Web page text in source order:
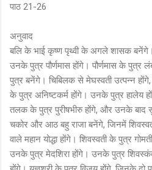
पाठ 21-26
अनुवाद
बलि के भाई कृष्ण पृथ्वी के अगले शासक
उनके पुत्र पौर्णमास होंगे। पौर्णमास के पुत्र
पुत्र बनेंगे। चिबिलक से मेघस्वती उत्पन्न
के पुत्र अनिष्टकर्म होंगे। उनके पुत्र हालेय
तलक के पुत्र पुरीषभीरु होंगे, और उनके
चकोर और आठ बहु राजा बनेंगे, जिनमें
वाले महान योद्धा होंगे। शिवस्वती के पुत्र
उनके पुत्र मेदशिरा होंगे। उनके पुत्र